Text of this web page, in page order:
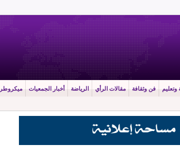
فن وثقافة مقالات الرأي الرياضة أخبار الجمعيات